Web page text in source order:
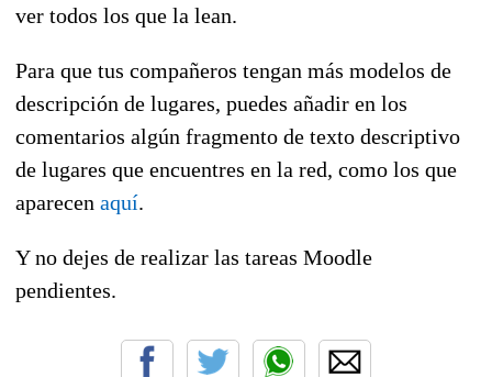
ver todos los que la lean.
Para que tus compañeros tengan más modelos de
descripción de lugares, puedes añadir en los
comentarios algún fragmento de texto descriptivo
de lugares que encuentres en la red, como los que
aparecen aquí.
Y no dejes de realizar las tareas Moodle
pendientes.